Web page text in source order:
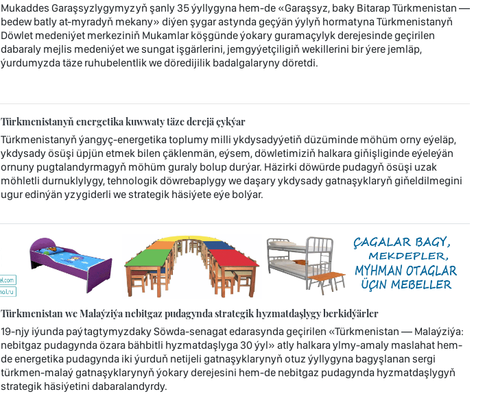
Mukaddes Garaşsyzlygymyzyň şanly 35 ýyllygyna hem-de «Garaşsyz, baky Bitarap Türkmenistan —
bedew batly at-myradyň mekany» diýen şygar astynda geçýän ýylyň hormatyna Türkmenistanyň
Döwlet medeniýet merkeziniň Mukamlar köşgünde ýokary guramaçylyk derejesinde geçirilen
dabaraly mejlis medeniýet we sungat işgärlerini, jemgyýetçiligiň wekillerini bir ýere jemläp,
ýurdumyzda täze ruhubelentlik we döredijilik badalgalaryny döretdi.
Türkmenistanyň energetika kuwwaty täze derejä çykýar
Türkmenistanyň ýangyç-energetika toplumy milli ykdysadyýetiň düzüminde möhüm orny eýeläp,
ykdysady ösüşi üpjün etmek bilen çäklenmän, eýsem, döwletimiziň halkara giňişliginde eýeleýän
ornuny pugtalandyrmagyň möhüm guraly bolup durýar. Häzirki döwürde pudagyň ösüşi uzak
möhletli durnuklylygy, tehnologik döwrebaplygy we daşary ykdysady gatnaşyklaryň giňeldilmegini
ugur edinýän yzygiderli we strategik häsiýete eýe bolýar.
Türkmenistan we Malaýziýa nebitgaz pudagynda strategik hyzmatdaşlygy berkidýärler
19-njy iýunda paýtagtymyzdaky Söwda-senagat edarasynda geçirilen «Türkmenistan — Malaýziýa:
nebitgaz pudagynda özara bähbitli hyzmatdaşlyga 30 ýyl» atly halkara ylmy-amaly maslahat hem-
de energetika pudagynda iki ýurduň netijeli gatnaşyklarynyň otuz ýyllygyna bagyşlanan sergi
türkmen-malaý gatnaşyklarynyň ýokary derejesini hem-de nebitgaz pudagynda hyzmatdaşlygyň
strategik häsiýetini dabaralandyrdy.